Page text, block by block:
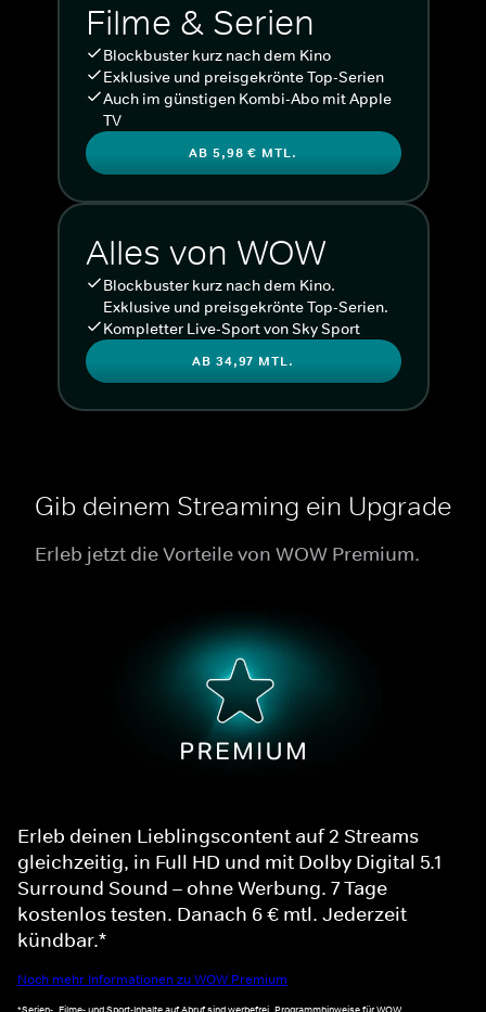
Filme & Serien
Blockbuster kurz nach dem Kino
Exklusive und preisgekrönte Top-Serien
Auch im günstigen Kombi-Abo mit Apple
TV
AB 5,98 € MTL.
Alles von WOW
Blockbuster kurz nach dem Kino.
Exklusive und preisgekrönte Top-Serien.
Kompletter Live-Sport von Sky Sport
AB 34,97 MTL.
Gib deinem Streaming ein Upgrade
Erleb jetzt die Vorteile von WOW Premium.
Erleb deinen Lieblingscontent auf 2 Streams
gleichzeitig, in Full HD und mit Dolby Digital 5.1
Surround Sound – ohne Werbung. 7 Tage
kostenlos testen. Danach 6 € mtl. Jederzeit
kündbar.*
Noch mehr Informationen zu WOW Premium